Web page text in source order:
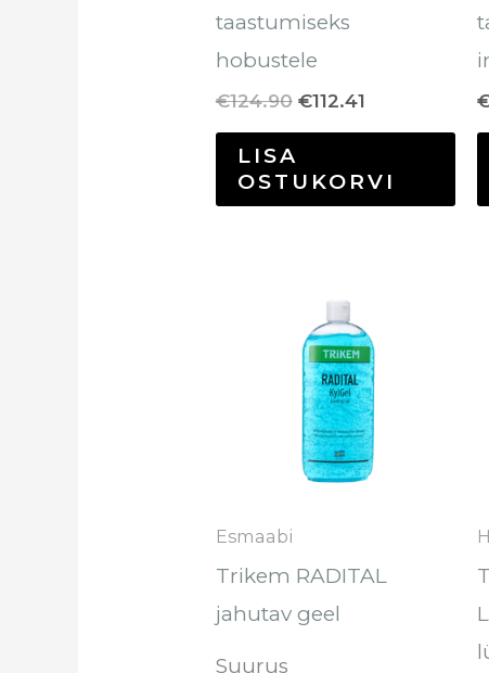
taastumiseks
hobustele
€124.90 €112.41
LISA
OSTUKORVI
Esmaabi
Trikem RADITAL
jahutav geel
Suurus
€42.60